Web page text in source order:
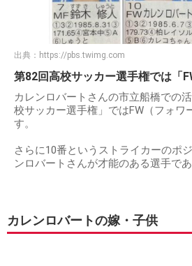
出典： https://pbs.twimg.com
第82回高校サッカー選手権では「
カレンロバートさんの市立船橋での
校サッカー選手権」ではFW（フォワ
す。
さらに10番というストライカーのポ
ンロバートさんが才能のある選手で
カレンロバートの嫁・子供